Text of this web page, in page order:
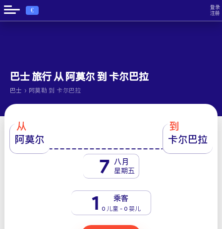
€
登录
注册
巴士 旅行 从 阿莫尔 到 卡尔巴拉
巴士 › 阿莫勒 到 卡尔巴拉
从
阿莫尔
到
卡尔巴拉
7 八月
星期五
1 乘客
0 儿童 - 0 婴儿